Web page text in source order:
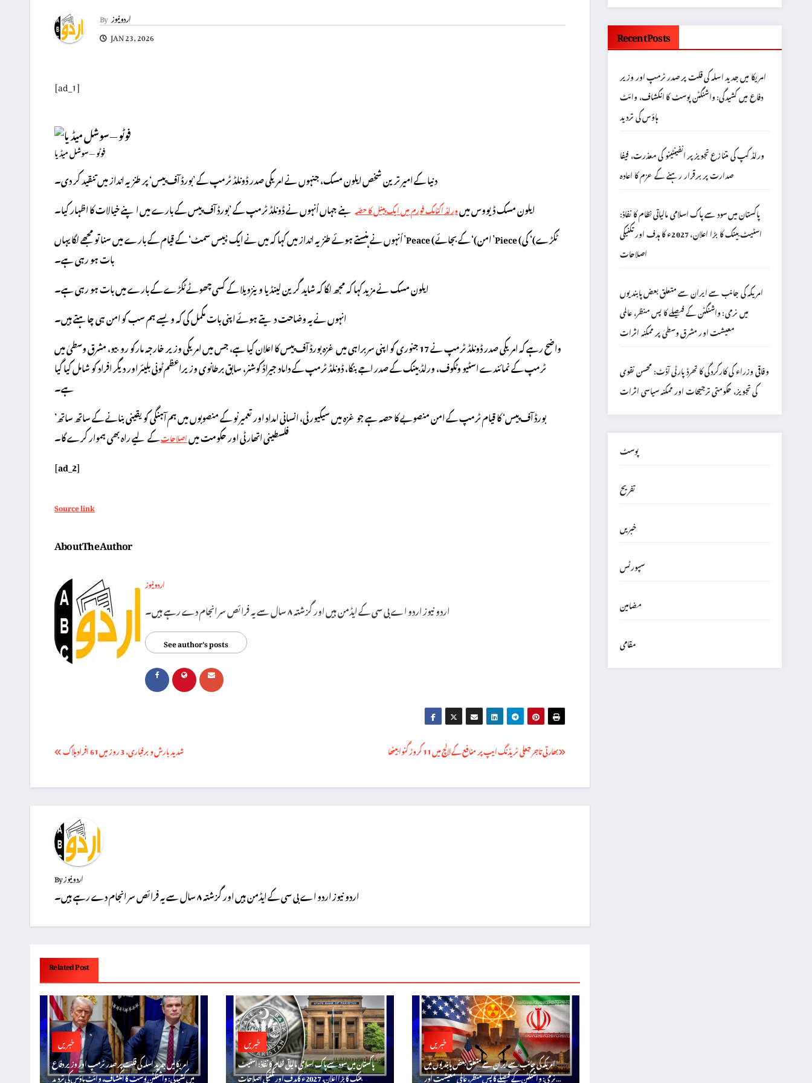
Byاردو نیوز
JAN 23, 2026
[ad_1]
فوٹو — سوشل میڈیا
دنیا کے امیر ترین شخص ایلون مسک، جنہوں نے امریکی صدر ڈونلڈ ٹرمپ کے ’بورڈ آف پیس‘ پر طنزیہ انداز میں تنقید کر دی۔
ایلون مسک ڈیووس میںورلڈ اکنامک فورم میں ایک پینل کا حصّہ بنے جہاں اُنہوں نے ڈونلڈ ٹرمپ کے ’بورڈ آف پیس کے بارے میں اپنے خیالات کا اظہار کیا۔
اُنہوں نے ہنستے ہوئے طنزیہ انداز میں کہا کہ میں نے ایک ’پیس سمٹ‘ کے قیام کے بارے میں سنا تو مجھے لگا یہاں ’Peace (امن)‘ کے بجائے ’Piece (ٹکڑے)‘ کی
بات ہو رہی ہے۔
ایلون مسک نے مزید کہا کہ مجھ لگا کہ شاید گرین لینڈ یا وینزویلا کے کسی چھوٹے ٹکڑے کے بارے میں بات ہو رہی ہے۔
انہوں نے یہ وضاحت دیتے ہوئے اپنی بات مکمل کی کہ ویسے ہم سب کو امن ہی چاہتے ہیں۔
واضح رہے کہ امریکی صدر ڈونلڈ ٹرمپ نے 17 جنوری کو اپنی سربراہی میں غزہ بورڈ آف پیس کا اعلان کیا ہے، جس میں امریکی وزیر خارجہ مارکو روبیو، مشرق وسطیٰ میں
ٹرمپ کے نمائندے اسٹیو وٹکوف، ورلڈ بینک کے صدر اجے بنگا، ڈونلڈ ٹرمپ کے داماد جیراڈ کوشنر، سابق برطانوی وزیراعظم ٹونی بلیئر اور دیگر افراد کو شامل کیا گیا
ہے۔
’بورڈ آف پیس‘ کا قیام ٹرمپ کے امن منصوبے کا حصہ ہے جو غزہ میں سیکیورٹی، انسانی امداد اور تعمیر نو کے منصوبوں میں ہم آہنگی کو یقینی بنانے کے ساتھ ساتھ
فلسطینی اتھارٹی اور حکومت میںاصلاحاتکے لیے راہ بھی ہموار کرے گا۔
[ad_2]
Source link
About The Author
اردو نیوز
اردو نیوز اردو اے بی سی کے ایڈمن ہیں اور گزشتہ ۸ سال سے یہ فرائص سر انجام دے رہے ہیں۔
See author's posts
Post
بھارتی تاجر جعلی ٹریڈنگ ایپ پر منافع کے لالچ میں 11 کروڑ گنوا بیٹھا شدید بارش و برفباری، 3 روز میں 61 افراد ہلاک
Byاردو نیوز
اردو نیوز اردو اے بی سی کے ایڈمن ہیں اور گزشتہ ۸ سال سے یہ فرائص سر انجام دے رہے ہیں۔
Related Post
خبریں
امریکا میں جدید اسلہ کی قلت پر صدر ٹرمپ اور وزیر دفاع
میں کشیدگی: واشنگٹن پوسٹ کا انکشاف، وائٹ ہاؤس کی تردید
خبریں
پاکستان میں سود سے پاک اسلامی مالیاتی نظام کا نفاذ: اسٹیٹ
بینک کا بڑا اعلان، 2027ء کا ہدف اور تکنیکی اصلاحات
خبریں
امریکہ کی جانب سے ایران سے متعلق بعض پابندیوں میں
نرمی: واشنگٹن کے فیصلے کا پس منظر، عالمی معیشت اور
Recent Posts
امریکا میں جدید اسلہ کی قلت پر صدر ٹرمپ اور وزیر
دفاع میں کشیدگی: واشنگٹن پوسٹ کا انکشاف، وائٹ
ہاؤس کی تردید
ورلڈ کپ کی متنازع تجویز پر انفینٹینو کی معذرت، فیفا
صدارت پر برقرار رہنے کے عزم کا اعادہ
پاکستان میں سود سے پاک اسلامی مالیاتی نظام کا نفاذ:
اسٹیٹ بینک کا بڑا اعلان، 2027ء کا ہدف اور تکنیکی
اصلاحات
امریکہ کی جانب سے ایران سے متعلق بعض پابندیوں
میں نرمی: واشنگٹن کے فیصلے کا پس منظر، عالمی
معیشت اور مشرق وسطیٰ پر ممکنہ اثرات
وفاقی وزراء کی کارکردگی کا تھرڈ پارٹی آڈٹ: محسن نقوی
کی تجویز، حکومتی ترجیحات اور ممکنہ سیاسی اثرات
پوسٹ
تفریح
خبریں
سپورٹس
مضامین
مقامی